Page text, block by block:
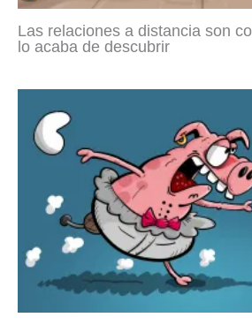
Las relaciones a distancia son
lo acaba de descubrir